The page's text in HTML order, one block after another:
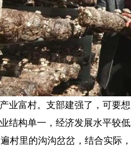
业富村。支部建强了，可要
结构单一，经济发展水平较
村里的沟沟岔岔，结合实际